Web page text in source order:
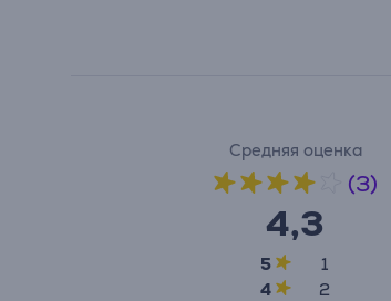
Средняя оценка
(3)
4,3
5
1
4
2